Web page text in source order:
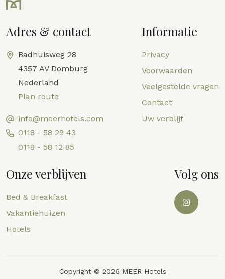
Adres & contact
Badhuisweg 28
4357 AV Domburg
Nederland
Plan route
info@meerhotels.com
0118 - 58 29 43
0118 - 58 12 85
Informatie
Privacy
Voorwaarden
Veelgestelde vragen
Contact
Uw verblijf
Onze verblijven
Bed & Breakfast
Vakantiehuizen
Hotels
Volg ons
Copyright © 2026 MEER Hotels